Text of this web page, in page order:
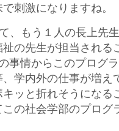
刺激になりますね。
、もう１人の長上先
の先生が担当される
事情からこのプログ
学内外の仕事が増え
ッと折れそうになる
の社会学部のプログ